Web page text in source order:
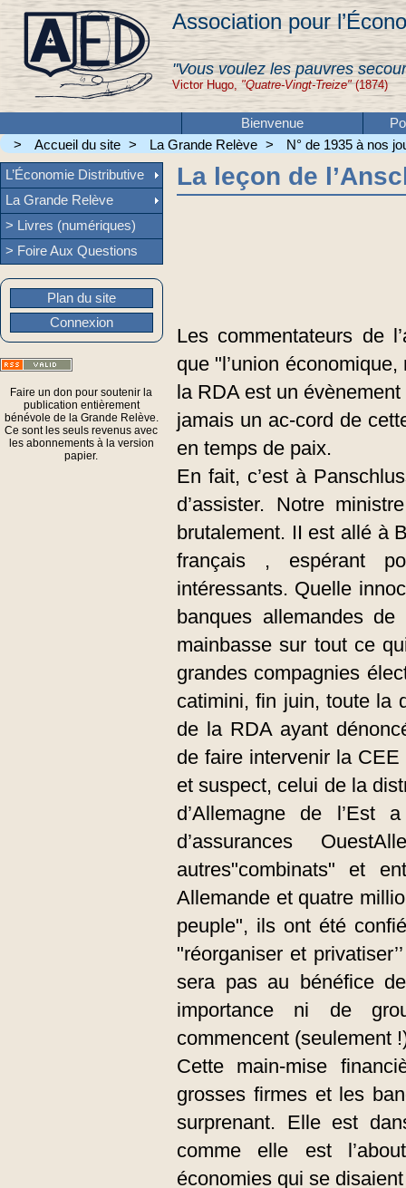
Association pour
"Vous voulez les pauvres
Victor Hugo, "Quatre-Vingt-Treize"(1874)
Bienvenue
>
Accueil du site > La Grande Relève > N° de 1935 à nos
La leçon de
Les commentateurs de
que "l’union
la RDA est un
jamais un ac-cord de
en temps de paix.
En fait, c’est à
d’assister. Notre
brutalement. II est allé à
français , espérant
intéressants. Quelle
banques allemandes
mainbasse sur tout ce
grandes compagnies
catimini, fin juin, toute la
de la RDA ayant
de faire intervenir la
et suspect, celui de la
d’Allemagne de l’Est
d’assurances
autres"combinats" et
Allemande et quatre
peuple", ils ont été
"réorganiser et
sera pas au bénéfice
importance ni de
commencent (seulement
Cette main-mise
grosses firmes et les
surprenant. Elle est
comme elle est
économies qui se
L’Économie Distributive
La Grande Relève
> Livres (numériques)
> Foire Aux Questions
Plan du site
Connexion
Faire un don pour soutenir la
publication entièrement
bénévole de la Grande Relève.
Ce sont les seuls revenus avec
les abonnements à la version
papier.